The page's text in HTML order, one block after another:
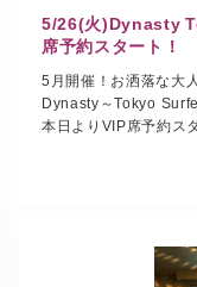
5/26(火)Dynasty
席予約スタート！
5月開催！お洒落な大
Dynasty～Tokyo
本日よりVIP席予約ス